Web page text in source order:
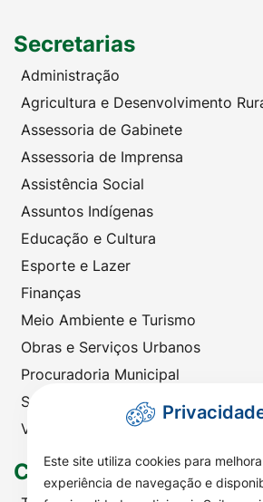
Secretarias
Administração
Agricultura e Desenvolvimento
Assessoria de Gabinete
Assessoria de Imprensa
Assistência Social
Assuntos Indígenas
Educação e Cultura
Esporte e Lazer
Finanças
Meio Ambiente e Turismo
Obras e Serviços Urbanos
Procuradoria Municipal
Saúde
Viação e Transportes
Contato
Este site utiliza cookies para
experiência de navegação e